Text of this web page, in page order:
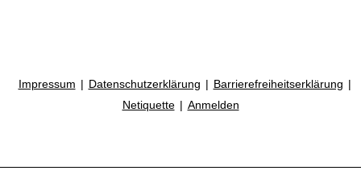
Impressum Datenschutzerklärung
Barrierefreiheitserklärung
Netiquette
Anmelden